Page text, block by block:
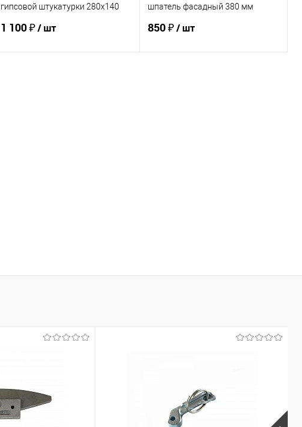
гипсовой штукатурки 280х140
1 100 ₽/ шт
шпатель фасадный 380 мм
двухкомпонентная
850 ₽/ шт